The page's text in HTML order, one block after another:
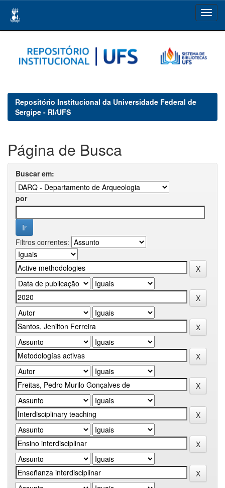
navigation
Repositório Institucional da Universidade Federal de
Sergipe - RI/UFS
Página de Busca
Buscar em:
por
Filtros correntes: